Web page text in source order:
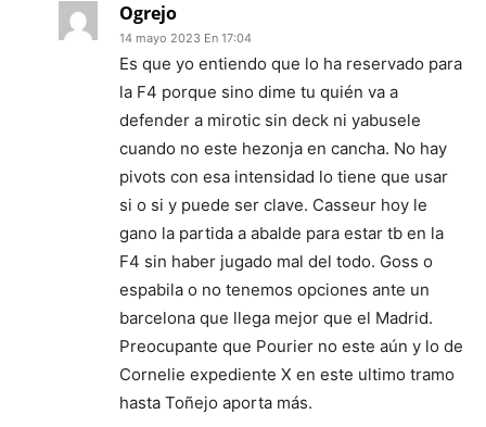
Ogrejo
14 mayo 2023 En 17:04
Es que yo entiendo que lo ha reservado para
la F4 porque sino dime tu quién va a
defender a mirotic sin deck ni yabusele
cuando no este hezonja en cancha. No hay
pivots con esa intensidad lo tiene que usar
si o si y puede ser clave. Casseur hoy le
gano la partida a abalde para estar tb en la
F4 sin haber jugado mal del todo. Goss o
espabila o no tenemos opciones ante un
barcelona que llega mejor que el Madrid.
Preocupante que Pourier no este aún y lo de
Cornelie expediente X en este ultimo tramo
hasta Toñejo aporta más.